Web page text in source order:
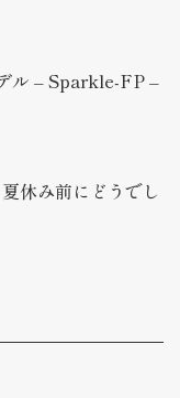
ル – Sparkle-FP –
休み前にどうでし